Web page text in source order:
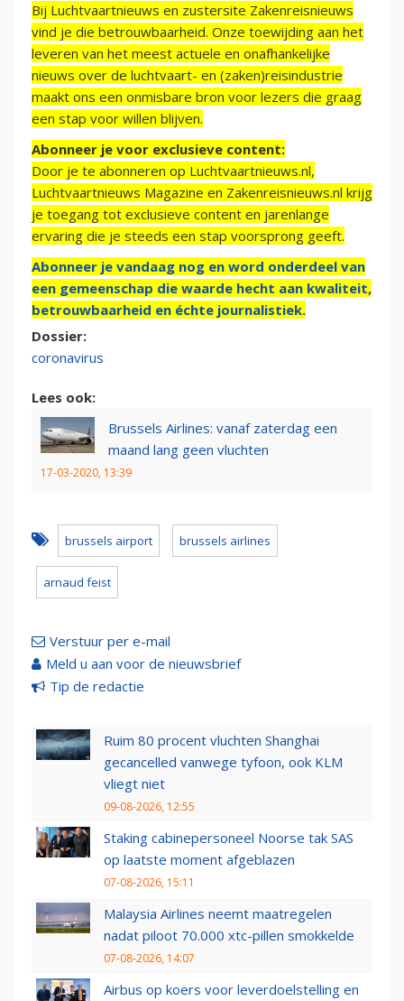
Bij Luchtvaartnieuws en zustersite Zakenreisnieuws
vind je die betrouwbaarheid. Onze toewijding aan het
leveren van het meest actuele en onafhankelijke
nieuws over de luchtvaart- en (zaken)reisindustrie
maakt ons een onmisbare bron voor lezers die graag
een stap voor willen blijven.
Abonneer je voor exclusieve content:
Door je te abonneren op Luchtvaartnieuws.nl,
Luchtvaartnieuws Magazine en Zakenreisnieuws.nl krijg
je toegang tot exclusieve content en jarenlange
ervaring die je steeds een stap voorsprong geeft.
Abonneer je vandaag nog en word onderdeel van
een gemeenschap die waarde hecht aan kwaliteit,
betrouwbaarheid en échte journalistiek.
Dossier:
coronavirus
Lees ook:
Brussels Airlines: vanaf zaterdag een
maand lang geen vluchten
17-03-2020, 13:39
brussels airport brussels airlines
arnaud feist
Verstuur per e-mail
Meld u aan voor de nieuwsbrief
Tip de redactie
Ruim 80 procent vluchten Shanghai
gecancelled vanwege tyfoon, ook KLM
vliegt niet
09-08-2026, 12:55
Staking cabinepersoneel Noorse tak SAS
op laatste moment afgeblazen
07-08-2026, 15:11
Malaysia Airlines neemt maatregelen
nadat piloot 70.000 xtc-pillen smokkelde
07-08-2026, 14:07
Airbus op koers voor leverdoelstelling en